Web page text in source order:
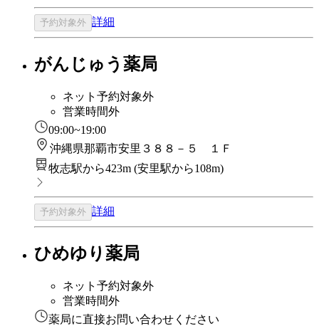
予約対象外 詳細
がんじゅう薬局
ネット予約対象外
営業時間外
09:00~19:00
沖縄県那覇市安里３８８－５ １Ｆ
牧志駅から423m (安里駅から108m)
予約対象外 詳細
ひめゆり薬局
ネット予約対象外
営業時間外
薬局に直接お問い合わせください